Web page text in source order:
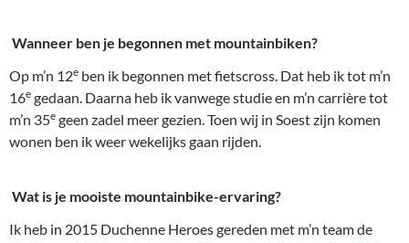
Wanneer ben je begonnen met mountainbiken?
Op m’n 12e ben ik begonnen met fietscross. Dat heb ik tot m’n
16e gedaan. Daarna heb ik vanwege studie en m’n carrière tot
m’n 35e geen zadel meer gezien. Toen wij in Soest zijn komen
wonen ben ik weer wekelijks gaan rijden.
Wat is je mooiste mountainbike-ervaring?
Ik heb in 2015 Duchenne Heroes gereden met m’n team de